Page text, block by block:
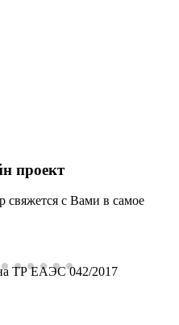
проект
свяжется с Вами в самое